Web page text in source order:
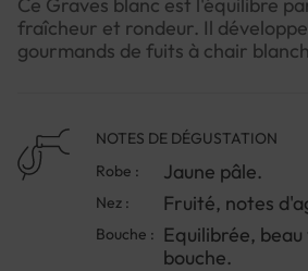
fraîcheur et rondeur. Il
gourmands de fuits à chair
NOTES DE DÉGUSTATION
Robe :
Jaune pâle.
Nez : Fruité, notes
Bouche : Equilibrée, beau
bouche.